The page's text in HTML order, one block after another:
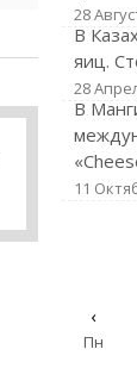
28
В
яиц.
28
В
11
‹
Пн